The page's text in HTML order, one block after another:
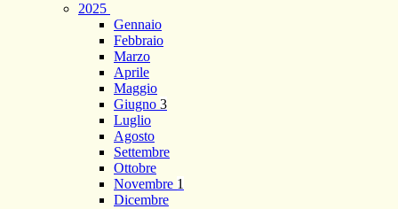
2025
Gennaio
Febbraio
Marzo
Aprile
Maggio
Giugno 3
Luglio
Agosto
Settembre
Ottobre
Novembre 1
Dicembre